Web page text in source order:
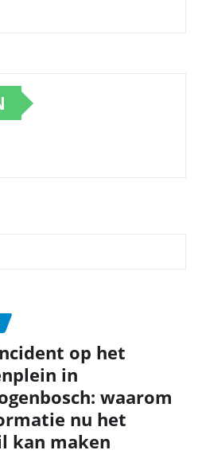
op het
in
waarom
nu het
kan maken